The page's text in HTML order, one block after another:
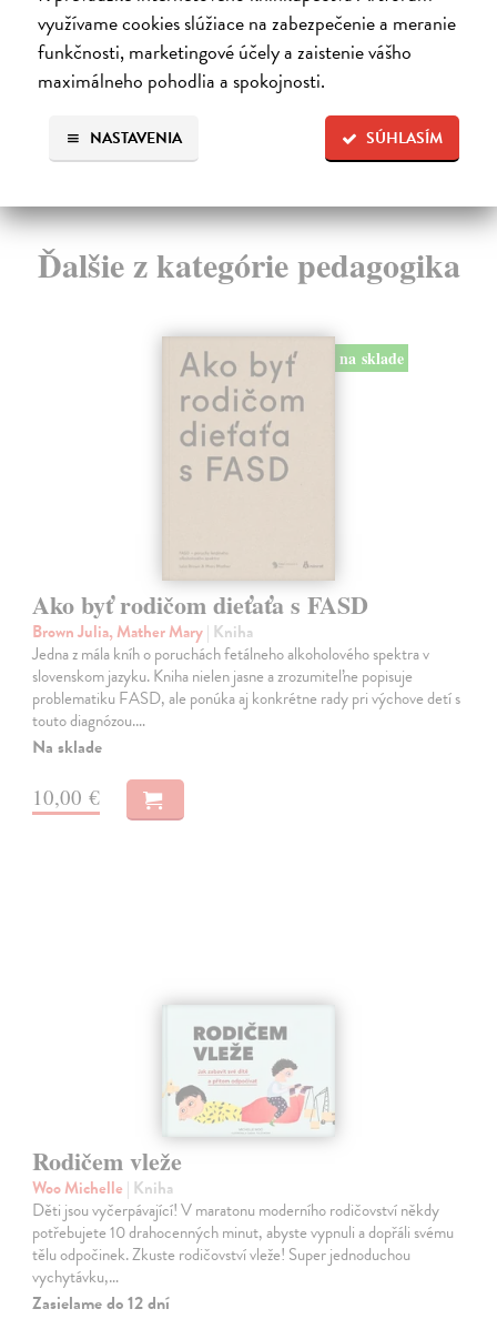
využívame cookies slúžiace na zabezpečenie a meranie
funkčnosti, marketingové účely a zaistenie vášho
maximálneho pohodlia a spokojnosti.
SÚHLASÍM
NASTAVENIA
muža. Vojna a mier m...
Zasielame do 14 dní
22,05 €
24,50 € ?
Ďalšie z kategórie pedagogika
na sklade
Ako byť rodičom dieťaťa s FASD
Brown Julia, Mather Mary| Kniha
Jedna z mála kníh o poruchách fetálneho alkoholového spektra v
slovenskom jazyku. Kniha nielen jasne a zrozumiteľne popisuje
problematiku FASD, ale ponúka aj konkrétne rady pri výchove detí s
touto diagnózou.…
Na sklade
10,00 €
Rodičem vleže
Woo Michelle | Kniha
Děti jsou vyčerpávající! V maratonu moderního rodičovství někdy
potřebujete 10 drahocenných minut, abyste vypnuli a dopřáli svému
tělu odpočinek. Zkuste rodičovství vleže! Super jednoduchou
vychytávku,…
Zasielame do 12 dní